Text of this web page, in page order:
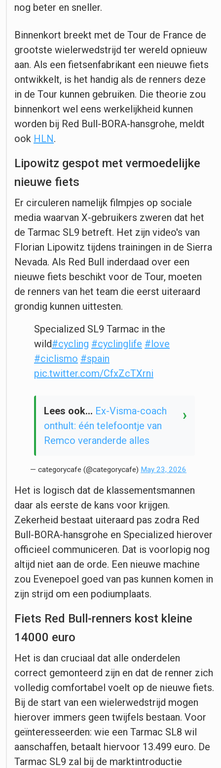
nog beter en sneller.
Binnenkort breekt met de Tour de France de
grootste wielerwedstrijd ter wereld opnieuw
aan. Als een fietsenfabrikant een nieuwe fiets
ontwikkelt, is het handig als de renners deze
in de Tour kunnen gebruiken. Die theorie zou
binnenkort wel eens werkelijkheid kunnen
worden bij Red Bull-BORA-hansgrohe, meldt
ook HLN.
Lipowitz gespot met vermoedelijke
nieuwe fiets
Er circuleren namelijk filmpjes op sociale
media waarvan X-gebruikers zweren dat het
de Tarmac SL9 betreft. Het zijn video's van
Florian Lipowitz tijdens trainingen in de Sierra
Nevada. Als Red Bull inderdaad over een
nieuwe fiets beschikt voor de Tour, moeten
de renners van het team die eerst uiteraard
grondig kunnen uittesten.
Specialized SL9 Tarmac in the
wild#cycling #cyclinglife #love
#ciclismo #spain
pic.twitter.com/CfxZcTXrni
Lees ook... Ex-Visma-coach
onthult: één telefoontje van
Remco veranderde alles
›
— categorycafe (@categorycafe) May 23, 2026
Het is logisch dat de klassementsmannen
daar als eerste de kans voor krijgen.
Zekerheid bestaat uiteraard pas zodra Red
Bull-BORA-hansgrohe en Specialized hierover
officieel communiceren. Dat is voorlopig nog
altijd niet aan de orde. Een nieuwe machine
zou Evenepoel goed van pas kunnen komen in
zijn strijd om een podiumplaats.
Fiets Red Bull-renners kost kleine
14000 euro
Het is dan cruciaal dat alle onderdelen
correct gemonteerd zijn en dat de renner zich
volledig comfortabel voelt op de nieuwe fiets.
Bij de start van een wielerwedstrijd mogen
hierover immers geen twijfels bestaan. Voor
geïnteresseerden: wie een Tarmac SL8 wil
aanschaffen, betaalt hiervoor 13.499 euro. De
Tarmac SL9 zal bij de marktintroductie